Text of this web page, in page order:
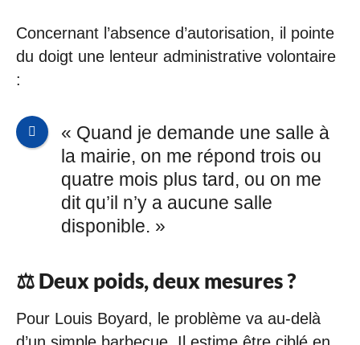
Concernant l’absence d’autorisation, il pointe
du doigt une lenteur administrative volontaire
:
« Quand je demande une salle à
la mairie, on me répond trois ou
quatre mois plus tard, ou on me
dit qu’il n’y a aucune salle
disponible. »
⚖️ Deux poids, deux mesures ?
Pour Louis Boyard, le problème va au-delà